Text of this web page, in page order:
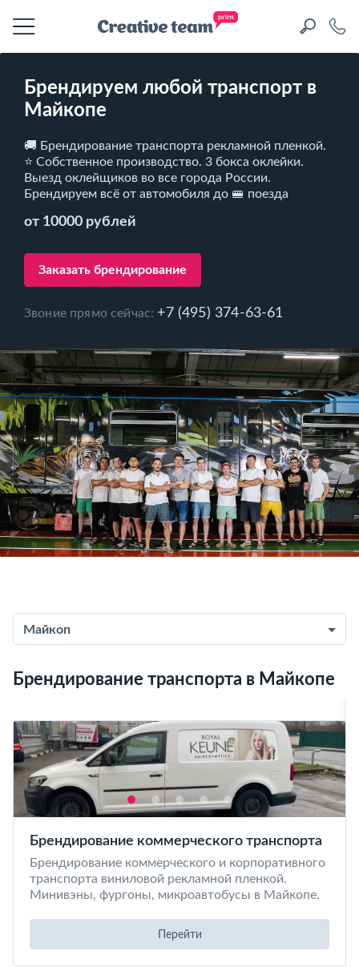
Брендируем любой транспорт в
Майкопе
🚚 Брендирование транспорта рекламной пленкой.
⭐ Собственное производство. 3 бокса оклейки.
Выезд оклейщиков во все города России.
Брендируем всё от автомобиля до 🚝 поезда
от 10000 рублей
Заказать брендирование
Звоние прямо сейчас: +7 (495) 374-63-61
Майкоп
Брендирование транспорта в Майкопе
Брендирование коммерческого транспорта
Брендирование коммерческого и корпоративного
транспорта виниловой рекламной пленкой.
Минивэны, фургоны, микроавтобусы в Майкопе.
Перейти